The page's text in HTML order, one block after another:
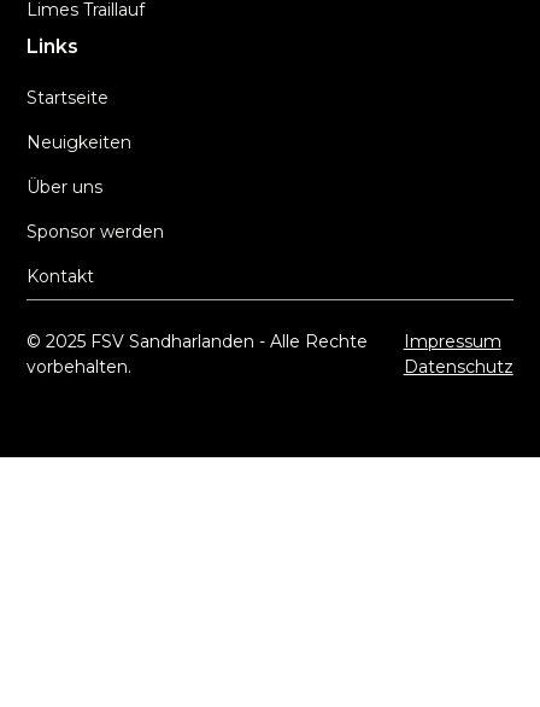
Limes Traillauf
Links
Startseite
Neuigkeiten
Über uns
Sponsor werden
Kontakt
© 2025 FSV Sandharlanden - Alle Rechte
vorbehalten.
Impressum
Datenschutz